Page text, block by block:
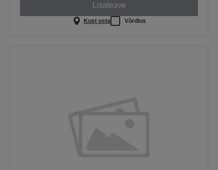
Lisateave
Kust osta Võrdlus